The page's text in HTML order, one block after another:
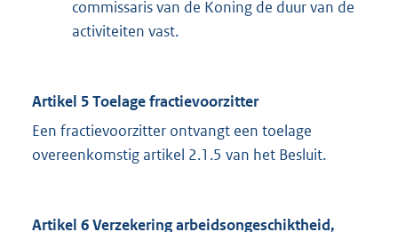
commissaris van de Koning de duur van de
activiteiten vast.
Artikel 5 Toelage fractievoorzitter
Een fractievoorzitter ontvangt een toelage
overeenkomstig artikel 2.1.5 van het Besluit.
Artikel 6 Verzekering arbeidsongeschiktheid,